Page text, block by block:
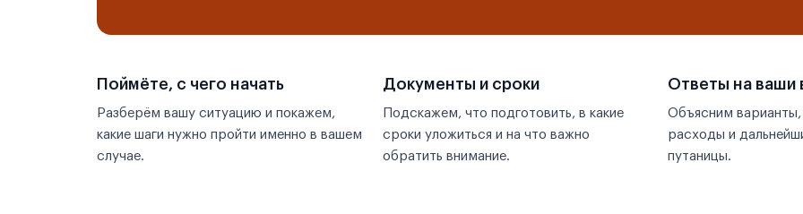
Поймёте, с чего начать
Разберём вашу ситуацию и покажем,
какие шаги нужно пройти именно в вашем
случае.
Документы и сроки
Подскажем, что подготовить, в какие
сроки уложиться и на что важно
обратить внимание.
Ответы на ваши
Объясним
расходы и
путаницы.